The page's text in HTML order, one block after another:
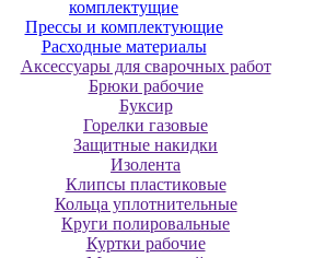
комплектущие
Прессы и комплектующие
Расходные материалы
Аксессуары для сварочных работ
Брюки рабочие
Буксир
Горелки газовые
Защитные накидки
Изолента
Клипсы пластиковые
Кольца уплотнительные
Круги полировальные
Куртки рабочие